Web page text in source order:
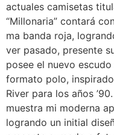
actuales camisetas
“Millonaria” contará
ma banda roja,
ver pasado, presente
posee el nuevo
formato polo,
River para los años
muestra mi moderna
logrando un initial